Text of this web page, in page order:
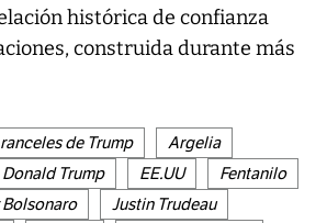
histórica de confianza
construida durante más
de Trump
Argelia
Donald Trump EE.UU
Fentanilo
Bolsonaro
Justin Trudeau